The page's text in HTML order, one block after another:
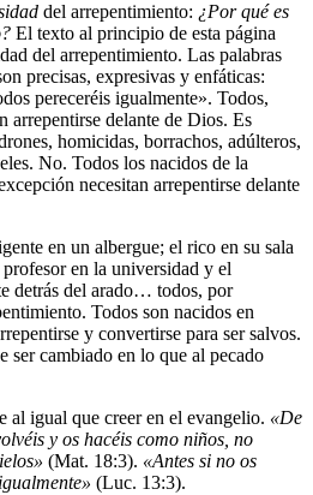
del arrepentimiento: ¿Por qué es
El texto al principio de esta página
del arrepentimiento. Las palabras
precisas, expresivas y enfáticas:
pereceréis igualmente». Todos,
arrepentirse delante de Dios. Es
homicidas, borrachos, adúlteros,
No. Todos los nacidos de la
necesitan arrepentirse delante
en un albergue; el rico en su sala
en la universidad y el
detrás del arado… todos, por
Todos son nacidos en
y convertirse para ser salvos.
ser cambiado en lo que al pecado
al igual que creer en el evangelio. «De
y os hacéis como niños, no
(Mat. 18:3). «Antes si no os
(Luc. 13:3).